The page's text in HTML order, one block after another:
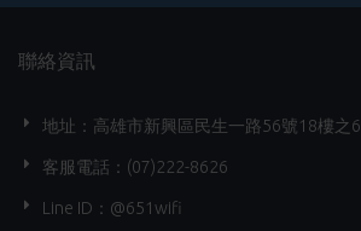
聯絡資訊
地址：高雄市新興區民生一路56號18樓之6
客服電話：(07)222-8626
Line ID：@651wifi